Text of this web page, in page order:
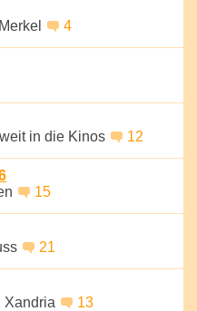
4
in die Kinos
12
15
21
Xandria
13